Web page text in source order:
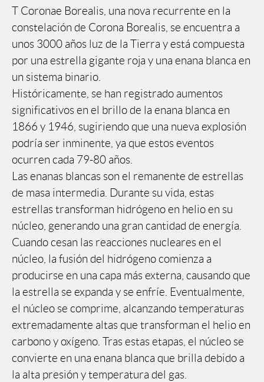
T Coronae Borealis, una nova recurrente en la
constelación de Corona Borealis, se encuentra a
unos 3000 años luz de la Tierra y está compuesta
por una estrella gigante roja y una enana blanca en
un sistema binario.
Históricamente, se han registrado aumentos
significativos en el brillo de la enana blanca en
1866 y 1946, sugiriendo que una nueva explosión
podría ser inminente, ya que estos eventos
ocurren cada 79-80 años.
Las enanas blancas son el remanente de estrellas
de masa intermedia. Durante su vida, estas
estrellas transforman hidrógeno en helio en su
núcleo, generando una gran cantidad de energía.
Cuando cesan las reacciones nucleares en el
núcleo, la fusión del hidrógeno comienza a
producirse en una capa más externa, causando que
la estrella se expanda y se enfríe. Eventualmente,
el núcleo se comprime, alcanzando temperaturas
extremadamente altas que transforman el helio en
carbono y oxígeno. Tras estas etapas, el núcleo se
convierte en una enana blanca que brilla debido a
la alta presión y temperatura del gas.